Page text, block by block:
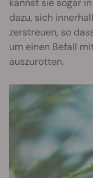
dazu, sich
zerstreuen, so
um einen Befall
auszurotten.